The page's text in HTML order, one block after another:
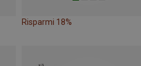
Risparmi 18%